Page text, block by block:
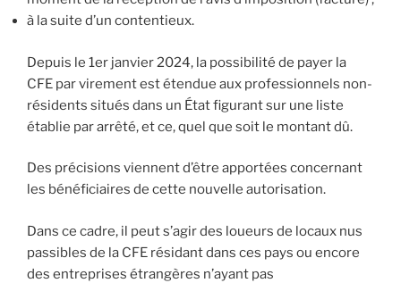
à la suite d’un contentieux.
Depuis le 1er janvier 2024, la possibilité de payer la
CFE par virement est étendue aux professionnels non-
résidents situés dans un État figurant sur une liste
établie par arrêté, et ce, quel que soit le montant dû.
Des précisions viennent d’être apportées concernant
les bénéficiaires de cette nouvelle autorisation.
Dans ce cadre, il peut s’agir des loueurs de locaux nus
passibles de la CFE résidant dans ces pays ou encore
des entreprises étrangères n’ayant pas